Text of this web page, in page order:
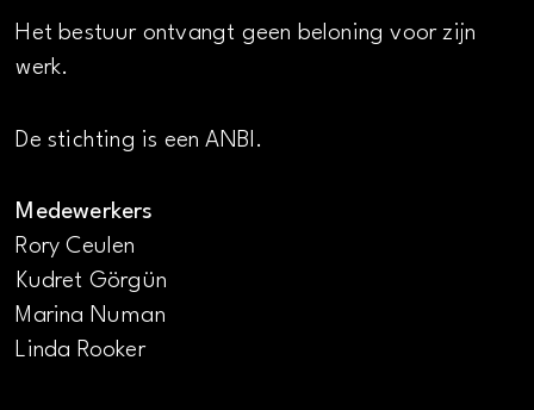
Het bestuur ontvangt geen beloning voor zijn
werk.
De stichting is een ANBI.
Medewerkers
Rory Ceulen
Kudret Görgün
Marina Numan
Linda Rooker